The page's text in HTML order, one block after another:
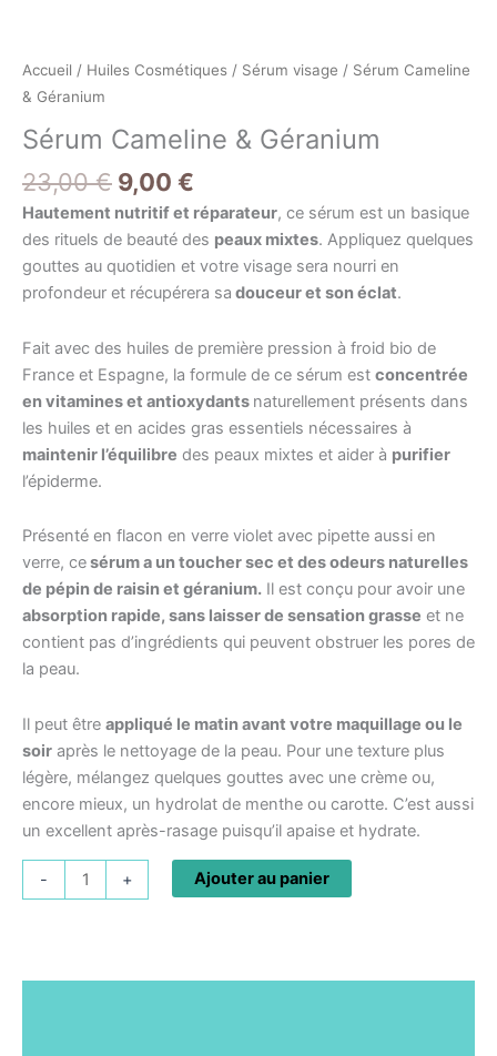
Accueil / Huiles Cosmétiques / Sérum visage / Sérum Cameline
& Géranium
Sérum Cameline & Géranium
23,00€ 9,00 €
Hautement nutritif et réparateur, ce sérum est un basique
des rituels de beauté des peaux mixtes. Appliquez quelques
gouttes au quotidien et votre visage sera nourri en
profondeur et récupérera sa douceur et son éclat.
Fait avec des huiles de première pression à froid bio de
France et Espagne, la formule de ce sérum est concentrée
en vitamines et antioxydants naturellement présents dans
les huiles et en acides gras essentiels nécessaires à
maintenir l’équilibre des peaux mixtes et aider à purifier
l’épiderme.
Présenté en flacon en verre violet avec pipette aussi en
verre, cesérum a un toucher sec et des odeurs naturelles
de pépin de raisin et géranium. Il est conçu pour avoir une
absorption rapide, sans laisser de sensation grasse et ne
contient pas d’ingrédients qui peuvent obstruer les pores de
la peau.
Il peut être appliqué le matin avant votre maquillage ou le
soir après le nettoyage de la peau. Pour une texture plus
légère, mélangez quelques gouttes avec une crème ou,
encore mieux, un hydrolat de menthe ou carotte. C’est aussi
un excellent après-rasage puisqu’il apaise et hydrate.
- + Ajouter au panier